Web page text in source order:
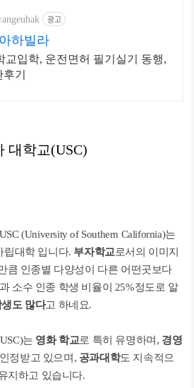
광고
하빌라
교입학, 운전면허 필기실기 동행,
기
대학교(USC)
(University of Southern California)는
립대학 입니다. 부자학교로서의 이미지
큼 인종별 다양성이 다른 어떤곳보다
소수 인종 학생 비율이 25%정도로 알
도 많다고 하네요.
는 영화 학교로 특히 유명하며, 경영
정받고 있으며, 공과대학도 지속적으
지하고 있습니다.